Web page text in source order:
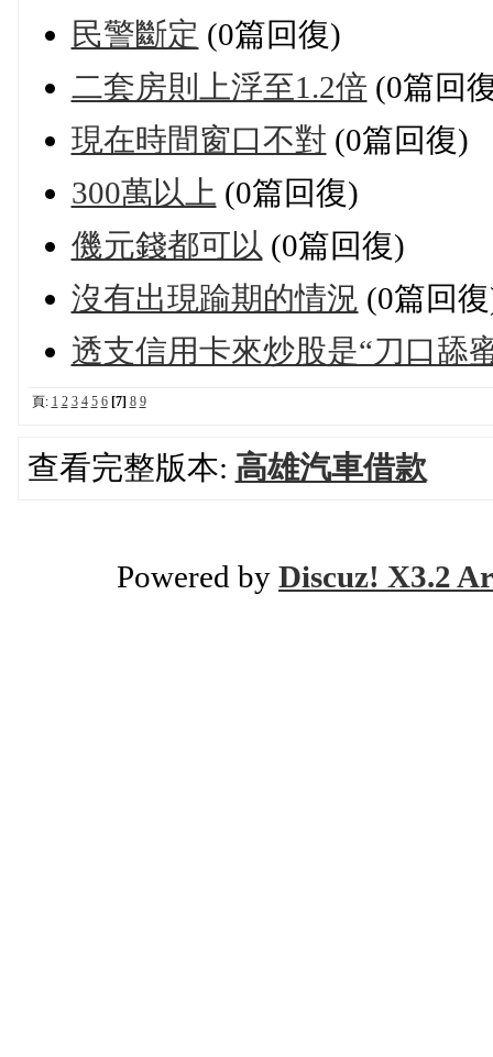
民警斷定 (0篇回復)
二套房則上浮至1.2倍 (0篇回
現在時間窗口不對 (0篇回復)
300萬以上 (0篇回復)
僟元錢都可以 (0篇回復)
沒有出現踰期的情況 (0篇回
透支信用卡來炒股是“刀口舔
頁: 1 2 3 4 5 6 [7] 8 9
查看完整版本: 高雄汽車借款
Powered by Discuz! X3.2